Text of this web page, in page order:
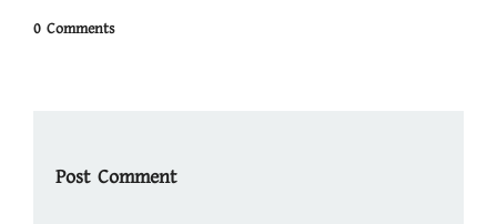
0 Comments
Post Comment